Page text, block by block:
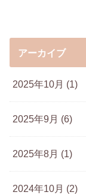
アーカイブ
2025年10月 (1)
2025年9月 (6)
2025年8月 (1)
2024年10月 (2)